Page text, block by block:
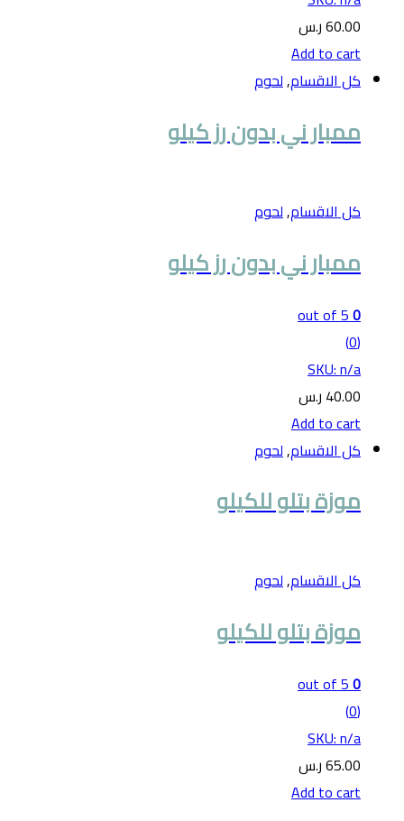
60.00ر.س
Add to cart
كل الاقسام,لحوم
ممبار ني بدون رز كيلو
كل الاقسام,لحوم
ممبار ني بدون رز كيلو
0
out of 5
(0)
SKU: n/a
40.00 ر.س
Add to cart
كل الاقسام,لحوم
موزة بتلو للكيلو
كل الاقسام,لحوم
موزة بتلو للكيلو
0
out of 5
(0)
SKU: n/a
65.00ر.س
Add to cart